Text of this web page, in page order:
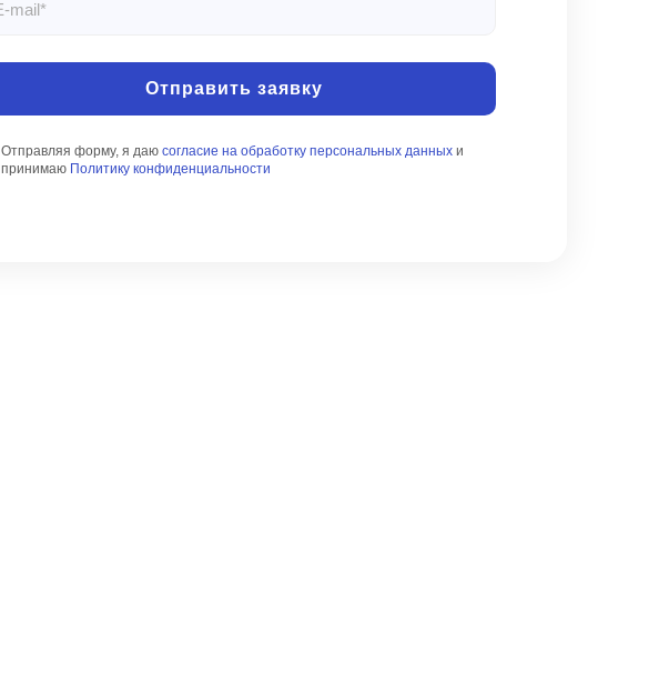
Отправить заявку
Отправляя форму, я даю согласие на обработку персональных данных и
принимаю Политику конфиденциальности